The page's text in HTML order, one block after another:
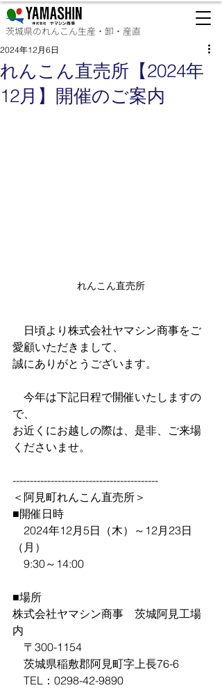
茨城県のれんこん生産・卸・産直
れんこん直売所【2024年
12月】開催のご案内
2024年12月6日
れんこん直売所
日頃より株式会社ヤマシン商事をご
愛顧いただきまして、
誠にありがとうございます。
今年は下記日程で開催いたしますの
で、
お近くにお越しの際は、是非、ご来場
くださいませ。
------------------------------------------
＜阿見町れんこん直売所＞
■開催日時
2024年12月5日（木）～12月23日
（月）
9:30～14:00
■場所
株式会社ヤマシン商事　茨城阿見工場
内
〒300-1154
茨城県稲敷郡阿見町字上長76-6
TEL：0298-42-9890